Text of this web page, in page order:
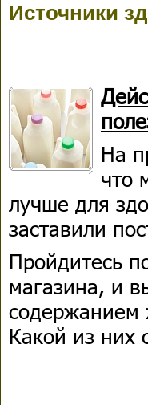
Источники
На
что
лучше для
заставили
Пройдитесь
магазина, и
Какой из них